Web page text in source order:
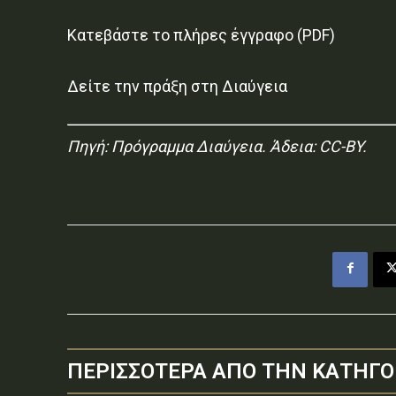
Κατεβάστε το πλήρες έγγραφο (PDF)
Δείτε την πράξη στη Διαύγεια
Πηγή:Πρόγραμμα Διαύγεια. Άδεια: CC-BY.
ΠΕΡΙΣΣΟΤΕΡΑ ΑΠΟ ΤΗΝ